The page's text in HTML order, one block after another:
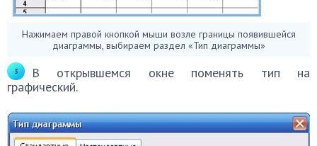
Нажимаем правой кнопкой мыши возле границы появившейся
диаграммы, выбираем раздел «Тип диаграммы»
В открывшемся окне поменять тип на
графический.